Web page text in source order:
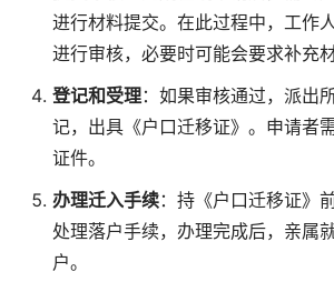
进行材料提交。在此过程中，工作
进行审核，必要时可能会要求补充材
登记和受理：如果审核通过，派出
记，出具《户口迁移证》。申请者
证件。
办理迁入手续：持《户口迁移证》
处理落户手续，办理完成后，亲属
户。